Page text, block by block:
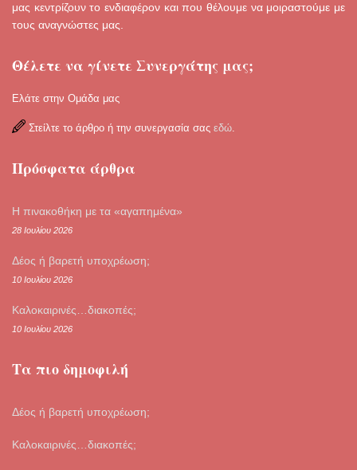
μας κεντρίζουν το ενδιαφέρον και που θέλουμε να μοιραστούμε με
τους αναγνώστες μας.
Θέλετε να γίνετε Συνεργάτης μας;
Ελάτε στην Ομάδα μας
Στείλτε το άρθρο ή την συνεργασία σας εδώ.
Πρόσφατα άρθρα
Η πινακοθήκη με τα «αγαπημένα»
28 Ιουλίου 2026
Δέος ή βαρετή υποχρέωση;
10 Ιουλίου 2026
Καλοκαιρινές…διακοπές;
10 Ιουλίου 2026
Τα πιο δημοφιλή
Δέος ή βαρετή υποχρέωση;
Καλοκαιρινές…διακοπές;